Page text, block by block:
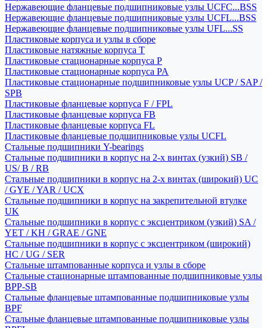
Нержавеющие фланцевые подшипниковые узлы UCFC...BSS
Нержавеющие фланцевые подшипниковые узлы UCFL...BSS
Нержавеющие фланцевые подшипниковые узлы UFL...SS
Пластиковые корпуса и узлы в сборе
Пластиковые натяжные корпуса T
Пластиковые стационарные корпуса P
Пластиковые стационарные корпуса PA
Пластиковые стационарные подшипниковые узлы UCP / SAP /
SPB
Пластиковые фланцевые корпуса F / FPL
Пластиковые фланцевые корпуса FB
Пластиковые фланцевые корпуса FL
Пластиковые фланцевые подшипниковые узлы UCFL
Стальные подшипники Y-bearings
Стальные подшипники в корпус на 2-х винтах (узкий) SB /
US/ B / RB
Стальные подшипники в корпус на 2-х винтах (широкий) UC
/ GYE / YAR / UCX
Стальные подшипники в корпус на закрепительной втулке
UK
Стальные подшипники в корпус с эксцентриком (узкий) SA /
YET / KH / GRAE / GNE
Стальные подшипники в корпус с эксцентриком (широкий)
HC / UG / SER
Стальные штампованные корпуса и узлы в сборе
Стальные стационарные штампованные подшипниковые узлы
BPP-SB
Стальные фланцевые штампованные подшипниковые узлы
BPF
Стальные фланцевые штампованные подшипниковые узлы